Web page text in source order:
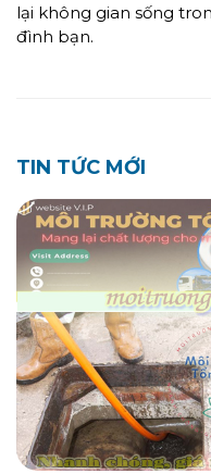
lại không gian sống
đình bạn.
TIN TỨC MỚI